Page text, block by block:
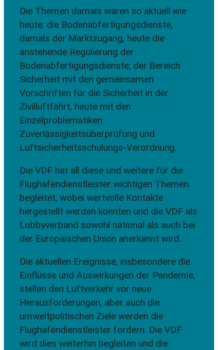
Die Themen damals waren so aktuell wie
heute: die Bodenabfertigungsdienste,
damals der Marktzugang, heute die
anstehende Regulierung der
Bodenabfertigungsdienste; der Bereich
Sicherheit mit den gemeinsamen
Vorschriften für die Sicherheit in der
Zivilluftfahrt, heute mit den
Einzelproblematiken
Zuverlässigkeitsüberprüfung und
Luftsicherheitsschulungs-Verordnung.
Die VDF hat all diese und weitere für die
Flughafendienstleister wichtigen Themen
begleitet, wobei wertvolle Kontakte
hergestellt werden konnten und die VDF als
Lobbyverband sowohl national als auch bei
der Europäischen Union anerkannt wird.
Die aktuellen Ereignisse, insbesondere die
Einflüsse und Auswirkungen der Pandemie,
stellen den Luftverkehr vor neue
Herausforderungen, aber auch die
umweltpolitischen Ziele werden die
Flughafendienstleister fordern. Die VDF
wird dies weiterhin begleiten und die